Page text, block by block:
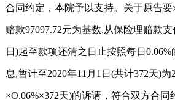
合同约定，本院予以支持。关于原告
赔款97097.72元为基数,从保险理赔款
日)起至款项还清之日止按照每日0.06%
息,暂计至2020年11月1日(共计372天)为
×O.06%×372天)的诉请，符合双方合